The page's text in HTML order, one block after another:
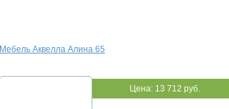
Мебель Аквелла Алина 65
Цена: 13 712 руб.